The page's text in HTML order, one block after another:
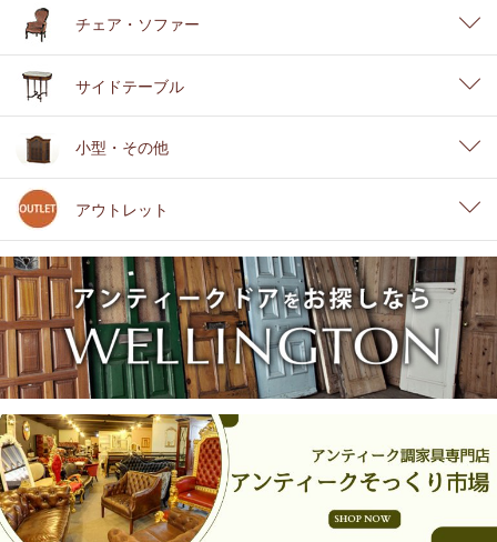
チェア・ソファー
サイドテーブル
小型・その他
アウトレット